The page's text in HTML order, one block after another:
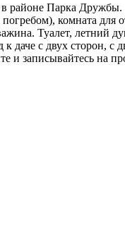
районе Парка
комната
Туалет, летний
к даче с двух
и записывайтесь на